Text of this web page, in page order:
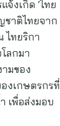
งเกิด ‘ไทย
ชาติไทยจาก
ไทยริกา
ลกมา
มของ
งเกษตรกรที่
เพื่อส่งมอบ